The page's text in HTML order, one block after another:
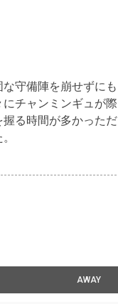
守備陣を崩せずにも
チャンミンギュが際
る時間が多かっただ
AWAY